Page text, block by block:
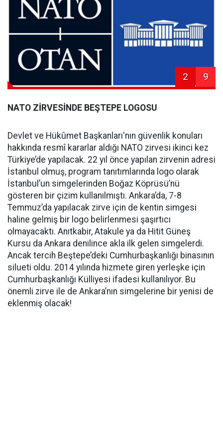
2 9
NATO ZİRVESİNDE BEŞTEPE LOGOSU
Devlet ve Hükûmet Başkanları'nın güvenlik konuları
hakkında resmî kararlar aldığı NATO zirvesi ikinci kez
Türkiye’de yapılacak. 22 yıl önce yapılan zirvenin adresi
İstanbul olmuş, program tanıtımlarında logo olarak
İstanbul’un simgelerinden Boğaz Köprüsü’nü
gösteren bir çizim kullanılmıştı. Ankara’da, 7-8
Temmuz’da yapılacak zirve için de kentin simgesi
haline gelmiş bir logo belirlenmesi şaşırtıcı
olmayacaktı. Anıtkabir, Atakule ya da Hitit Güneş
Kursu da Ankara denilince akla ilk gelen simgelerdi.
Ancak tercih Beştepe’deki Cumhurbaşkanlığı binasının
silueti oldu. 2014 yılında hizmete giren yerleşke için
Cumhurbaşkanlığı Külliyesi ifadesi kullanılıyor. Bu
önemli zirve ile de Ankara’nın simgelerine bir yenisi de
eklenmiş olacak!